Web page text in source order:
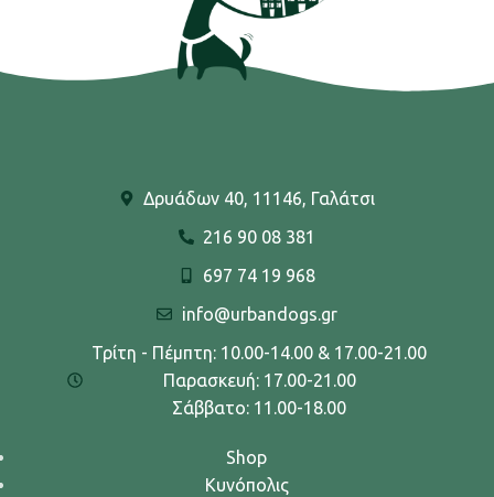
Δρυάδων 40, 11146, Γαλάτσι
216 90 08 381
697 74 19 968
info@urbandogs.gr
Τρίτη - Πέμπτη: 10.00-14.00 & 17.00-21.00
Παρασκευή: 17.00-21.00
Σάββατο: 11.00-18.00
Shop
Κυνόπολις